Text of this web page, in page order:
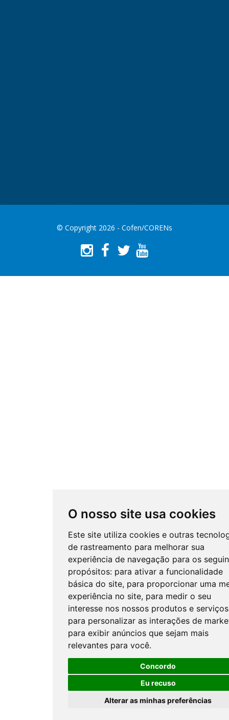
O nosso site usa cookies
Este site utiliza cookies e outras
de rastreamento para melhorar sua
experiência de navegação para os
propósitos: para ativar a funcionalidade
básica do site, para proporcionar uma
experiência no site, para medir o seu
interesse nos nossos produtos e
para personalizar as interações de
para exibir anúncios que sejam mais
relevantes para você.
Concordo
Eu recuso
Alterar as minhas preferências
© Copyright 2026 - Cofen/CORENs